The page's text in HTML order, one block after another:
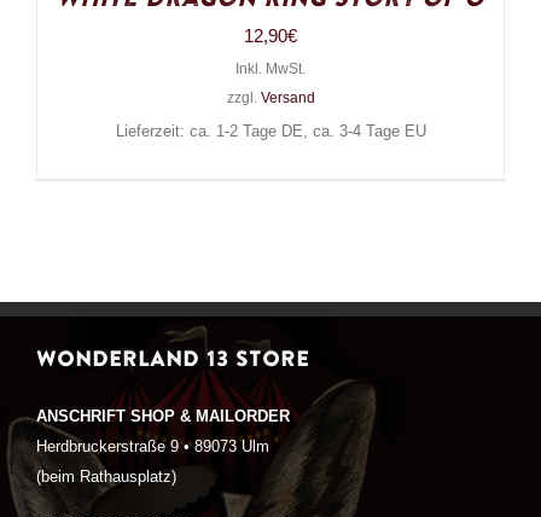
12,90€
Inkl. MwSt.
zzgl. Versand
Lieferzeit: ca. 1-2 Tage DE, ca. 3-4 Tage EU
WONDERLAND 13 STORE
ANSCHRIFT SHOP & MAILORDER
Herdbruckerstraße 9 • 89073 Ulm
(beim Rathausplatz)